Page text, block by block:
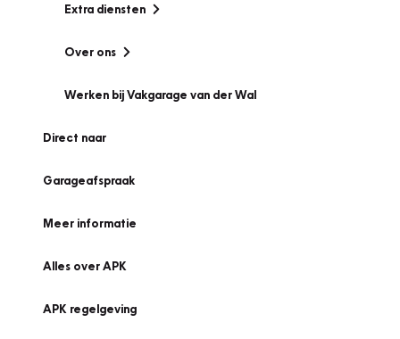
Extra diensten
Over ons
Werken bij Vakgarage van der Wal
Direct naar
Garageafspraak
Meer informatie
Alles over APK
APK regelgeving